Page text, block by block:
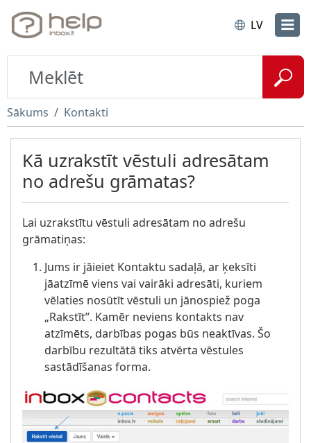
LV
Sākums Kontakti
Kā uzrakstīt vēstuli adresātam
no adrešu grāmatas?
Lai uzrakstītu vēstuli adresātam no adrešu
grāmatiņas:
Jums ir jāieiet Kontaktu sadaļā, ar ķeksīti
jāatzīmē viens vai vairāki adresāti, kuriem
vēlaties nosūtīt vēstuli un jānospiež poga
„Rakstīt”. Kamēr neviens kontakts nav
atzīmēts, darbības pogas būs neaktīvas. Šo
darbību rezultātā tiks atvērta vēstules
sastādīšanas forma.